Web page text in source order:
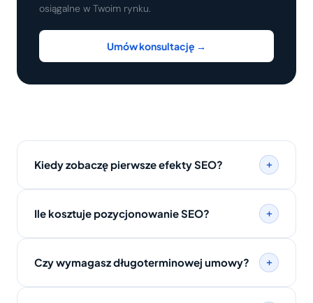
osiągalne w Twoim rynku.
Umów konsultację →
Kiedy zobaczę pierwsze efekty SEO? +
Ile kosztuje pozycjonowanie SEO? +
Czy wymagasz długoterminowej umowy? +